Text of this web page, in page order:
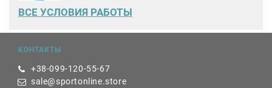
ВСЕ УСЛОВИЯ РАБОТЫ
КОНТАКТЫ
+38-099-120-55-67
sale@sportonline.store